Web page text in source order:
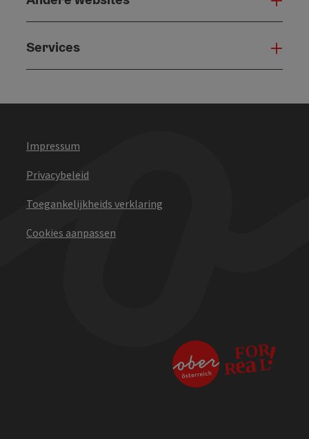
Services
Impressum
Privacybeleid
Toegankelijkheids verklaring
Cookies aanpassen